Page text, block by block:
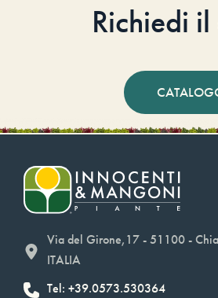
Richiedi
Via del Girone,17 - 51100 -
ITALIA
Tel: +39.0573.530364